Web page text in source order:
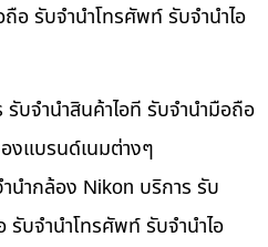
อ รับจำนำโทรศัพท์ รับจำนำไอ
บจำนำสินค้าไอที รับจำนำมือถือ
งแบรนด์เนมต่างๆ
นำกล้อง Nikon บริการ รับ
รับจำนำโทรศัพท์ รับจำนำไอ